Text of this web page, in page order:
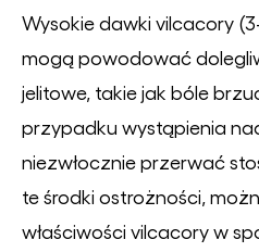
Wysokie dawki vilcacory
mogą powodować
jelitowe, takie jak bóle
przypadku wystąpienia
niezwłocznie przerwać
te środki ostrożności,
właściwości vilcacory w